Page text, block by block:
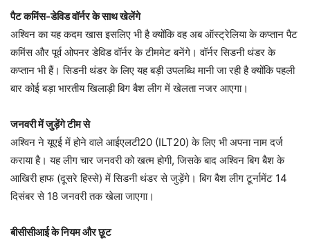
पैट कमिंस-डेविड वॉर्नर के साथ खेलेंगे
अश्विन का यह कदम खास इसलिए भी है क्योंकि वह अब ऑस्ट्रेलिया के कप्तान पैट
कमिंस और पूर्व ओपनर डेविड वॉर्नर के टीममेट बनेंगे। वॉर्नर सिडनी थंडर के
कप्तान भी हैं। सिडनी थंडर के लिए यह बड़ी उपलब्धि मानी जा रही है क्योंकि पहली
बार कोई बड़ा भारतीय खिलाड़ी बिग बैश लीग में खेलता नजर आएगा।
जनवरी में जुड़ेंगे टीम से
अश्विन ने यूएई में होने वाले आईएलटी20 (ILT20) के लिए भी अपना नाम दर्ज
कराया है। यह लीग चार जनवरी को खत्म होगी, जिसके बाद अश्विन बिग बैश के
आखिरी हाफ (दूसरे हिस्से) में सिडनी थंडर से जुड़ेंगे। बिग बैश लीग टूर्नामेंट 14
दिसंबर से 18 जनवरी तक खेला जाएगा।
बीसीसीआई के नियम और छूट